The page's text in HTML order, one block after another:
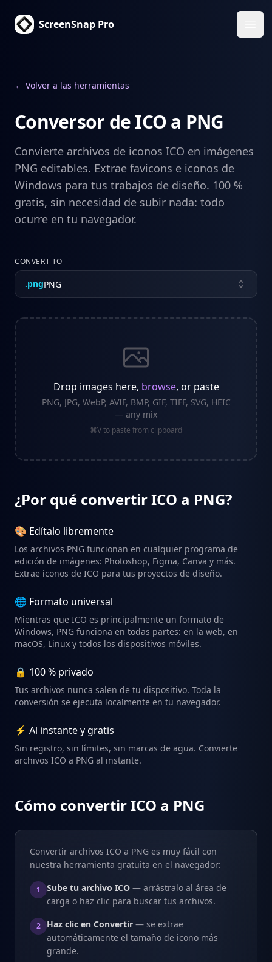
ScreenSnap Pro
← Volver a las herramientas
Conversor de ICO a PNG
Convierte archivos de iconos ICO en imágenes
PNG editables. Extrae favicons e iconos de
Windows para tus trabajos de diseño. 100 %
gratis, sin necesidad de subir nada: todo
ocurre en tu navegador.
CONVERT TO
.pngPNG
Drop images here, browse, or paste
PNG, JPG, WebP, AVIF, BMP, GIF, TIFF, SVG, HEIC
— any mix
⌘V to paste from clipboard
¿Por qué convertir ICO a PNG?
🎨 Edítalo libremente
Los archivos PNG funcionan en cualquier programa de
edición de imágenes: Photoshop, Figma, Canva y más.
Extrae iconos de ICO para tus proyectos de diseño.
🌐 Formato universal
Mientras que ICO es principalmente un formato de
Windows, PNG funciona en todas partes: en la web, en
macOS, Linux y todos los dispositivos móviles.
🔒 100 % privado
Tus archivos nunca salen de tu dispositivo. Toda la
conversión se ejecuta localmente en tu navegador.
⚡ Al instante y gratis
Sin registro, sin límites, sin marcas de agua. Convierte
archivos ICO a PNG al instante.
Cómo convertir ICO a PNG
Convertir archivos ICO a PNG es muy fácil con
nuestra herramienta gratuita en el navegador:
1 Sube tu archivo ICO — arrástralo al área de
carga o haz clic para buscar tus archivos.
2 Haz clic en Convertir — se extrae
automáticamente el tamaño de icono más
grande.